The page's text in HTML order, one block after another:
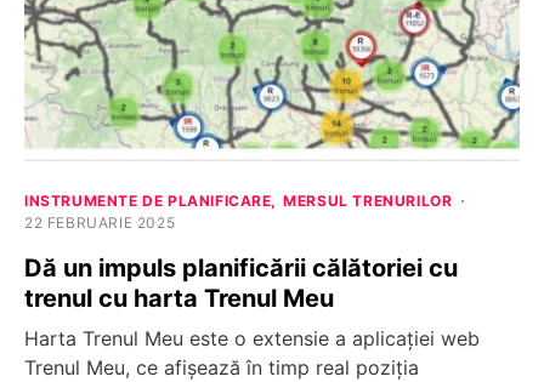
INSTRUMENTE DE PLANIFICARE
MERSUL TRENURILOR
22 FEBRUARIE 2025
Dă un impuls planificării călătoriei cu
trenul cu harta Trenul Meu
Harta Trenul Meu este o extensie a aplicației web
Trenul Meu, ce afișează în timp real poziția